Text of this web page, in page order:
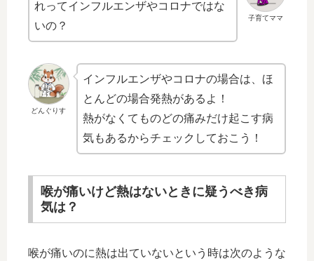
子育てママ
れってインフルエンザやコロナではな
いの？
どんぐりす
インフルエンザやコロナの場合は、ほ
とんどの場合発熱があるよ！
熱がなくてものどの痛みだけ起こす病
気もあるからチェックしておこう！
喉が痛いけど熱はないときに疑うべき病
気は？
喉が痛いのに熱は出ていないという時は次のような